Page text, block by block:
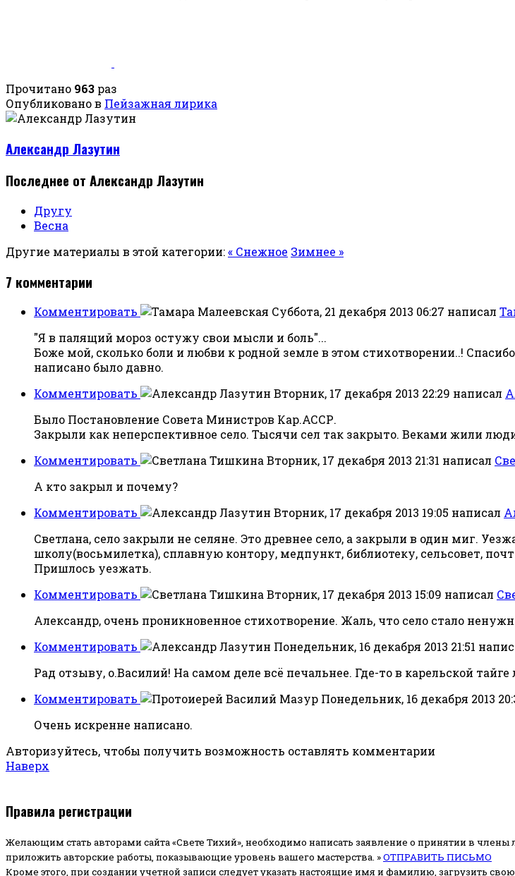
Прочитано 963 раз
Опубликовано в Пейзажная лирика
Александр Лазутин
Последнее от Александр Лазутин
Другу
Весна
Другие материалы в этой категории:« Снежное Зимнее »
7 комментарии
Комментировать Суббота, 21 декабря 2013 06:27 написал
"Я в палящий мороз остужу свои мысли и боль"...
Боже мой, сколько боли и любви к родной земле в этом стихотворении..!
написано было давно.
Комментировать
Вторник, 17 декабря 2013 22:29 написал
Было Постановление Совета Министров Кар.АССР.
Закрыли как неперспективное село. Тысячи сел так закрыто. Веками жили
Комментировать
Вторник, 17 декабря 2013 21:31 написал
А кто закрыл и почему?
Комментировать
Вторник, 17 декабря 2013 19:05 написал
Светлана, село закрыли не селяне. Это древнее село, а закрыли в один миг.
школу(восьмилетка), сплавную контору, медпункт, библиотеку, сельсовет,
Пришлось уезжать.
Комментировать
Вторник, 17 декабря 2013 15:09 написал
Александр, очень проникновенное стихотворение. Жаль, что село стало
Комментировать
Понедельник, 16 декабря 2013 21:51
Рад отзыву, о.Василий! На самом деле всё печальнее. Где-то в карельской
Комментировать
Понедельник, 16 декабря 2013
Очень искренне написано.
Авторизуйтесь, чтобы получить возможность оставлять комментарии
Наверх
Правила регистрации
Желающим стать авторами сайта «Свете Тихий», необходимо написать заявление о принятии в
приложить авторские работы, показывающие уровень вашего мастерства. »ОТПРАВИТЬ ПИСЬМО
Кроме этого, при создании учетной записи следует указать настоящие имя и фамилию, загрузить